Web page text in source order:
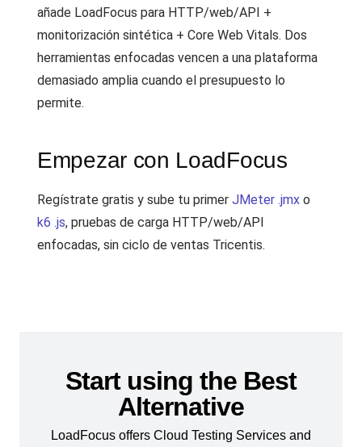
añade LoadFocus para HTTP/web/API +
monitorización sintética + Core Web Vitals. Dos
herramientas enfocadas vencen a una plataforma
demasiado amplia cuando el presupuesto lo
permite.
Empezar con LoadFocus
Regístrate gratis y sube tu primer JMeter .jmx o
k6 .js, pruebas de carga HTTP/web/API
enfocadas, sin ciclo de ventas Tricentis.
Start using the Best
Alternative
LoadFocus offers Cloud Testing Services and